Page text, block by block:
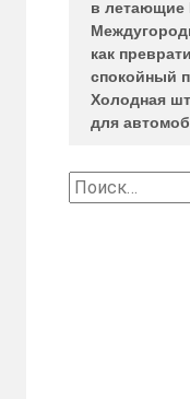
в летающие
как
спокойный
Холодная
для
Найти: